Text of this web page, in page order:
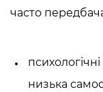
часто
низька